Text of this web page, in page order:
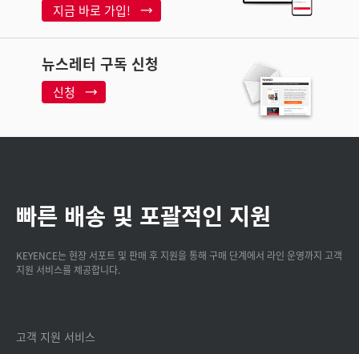
지금 바로 가입!
뉴스레터 구독 신청
신청
빠른 배송 및 포괄적인 지원
KEYENCE는 현장 서포트 및 판매 후 지원을 통해 구매 단계에서 라인 운영까지 고객
지원 서비스를 제공합니다.
고객 지원 서비스